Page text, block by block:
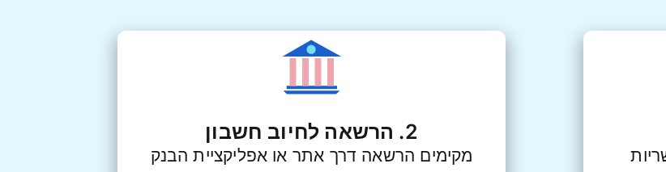
2. הרשאה לחיוב חשבון
מקימים הרשאה דרך אתר או אפליקציית הבנק